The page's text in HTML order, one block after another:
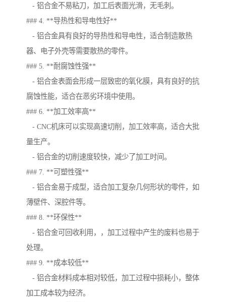
- 铝合金不易粘刀，加工后表面光滑，无毛刺。
### 4. **导热性和导电性好**
- 铝合金具有良好的导热性和导电性，适合制造散热
器、电子外壳等需要散热的零件。
### 5. **耐腐蚀性强**
- 铝合金表面会形成一层致密的氧化膜，具有良好的抗
腐蚀性能，适合在恶劣环境中使用。
### 6. **加工效率高**
- CNC机床可以实现高速切削，加工效率高，适合大批
量生产。
- 铝合金的切削速度较快，减少了加工时间。
### 7. **可塑性强**
- 铝合金易于成型，适合加工复杂几何形状的零件，如
薄壁件、深腔件等。
### 8. **环保性**
- 铝合金可回收利用，，加工过程中产生的废料也易于
处理。
### 9. **成本较低**
- 铝合金材料成本相对较低，加工过程中损耗小，整体
加工成本较为经济。